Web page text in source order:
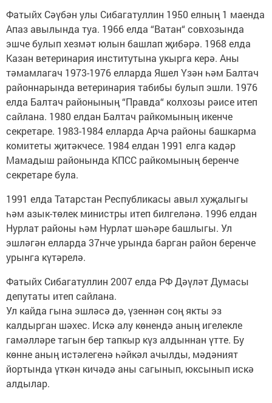
Фатыйх Сәүбән улы Сибагатуллин 1950 елның 1 маенда
Апаз авылында туа. 1966 елда “Ватан“ совхозында
эшче булып хезмәт юлын башлап җибәрә. 1968 елда
Казан ветеринария институтына укырга керә. Аны
тәмамлагач 1973-1976 елларда Яшел Үзән һәм Балтач
районнарында ветеринария табибы булып эшли. 1976
елда Балтач районының “Правда“ колхозы рәисе итеп
сайлана. 1980 елдан Балтач райкомының икенче
секретаре. 1983-1984 елларда Арча районы башкарма
комитеты җитәкчесе. 1984 елдан 1991 елга кадәр
Мамадыш районында КПСС райкомының беренче
секретаре була.
1991 елда Татарстан Республикасы авыл хуҗалыгы
һәм азык-төлек министры итеп билгеләнә. 1996 елдан
Нурлат районы һәм Нурлат шәһәре башлыгы. Ул
эшләгән елларда 37нче урында барган район беренче
урынга күтәрелә.
Фатыйх Сибагатуллин 2007 елда РФ Дәүләт Думасы
депутаты итеп сайлана.
Ул кайда гына эшләсә дә, үзеннән соң якты эз
калдырган шәхес. Искә алу көнендә аның игелекле
гамәлләре тагын бер тапкыр күз алдыннан үтте. Бу
көнне аның истәлегенә һәйкәл ачылды, мәдәният
йортында үткән кичәдә аны сагынып, юксынып искә
алдылар.